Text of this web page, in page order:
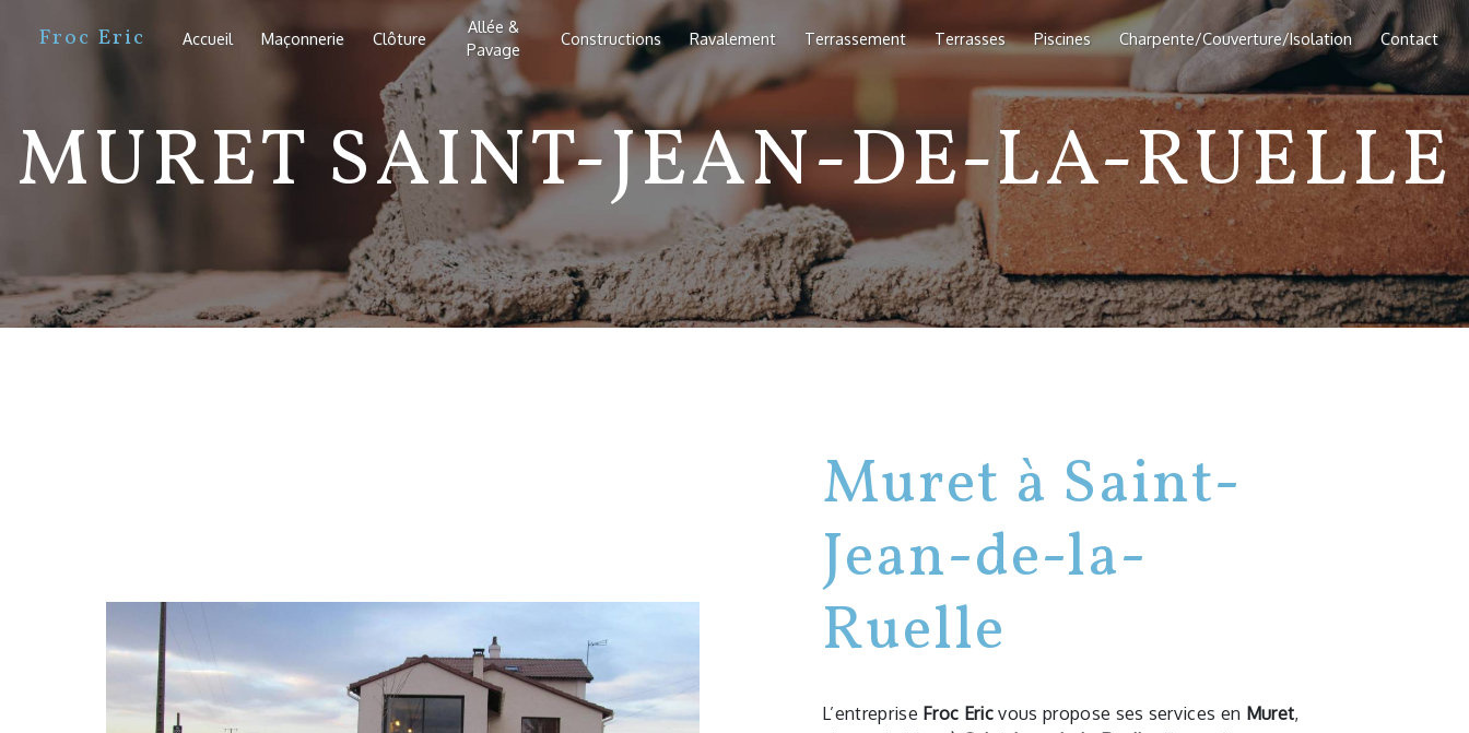
Froc Eric Accueil Maçonnerie Clôture
Allée &
Pavage
Constructions Ravalement Terrassement Terrasses Piscines Charpente/Couverture/Isolation Contact
MURET SAINT-JEAN-DE-LA-RUELLE
Muret à Saint-
Jean-de-la-
Ruelle
L’entreprise Froc Eric vous propose ses services en Muret,